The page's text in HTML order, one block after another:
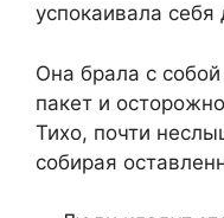
успокаивала себя
Она брала с
пакет и
Тихо, почти
собирая